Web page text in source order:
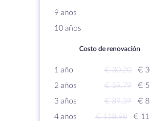
9 años
10 años
Costo de renovación
1 año € 30.20
€
2 años
€ 59.79
€
3 años
€ 89.39
€
4 años
€ 118.98
€